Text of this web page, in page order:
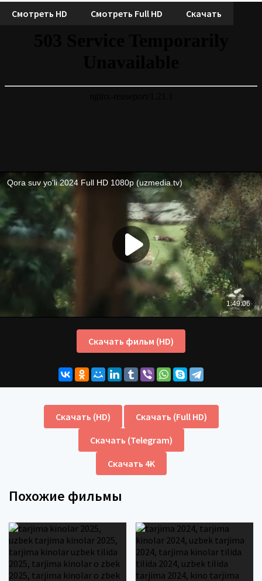
Смотреть HD Смотреть Full HD Скачать
Скачать фильм (HD)
Скачать (HD)
Скачать (Full HD)
Скачать (Telegram)
Скачать 4K
Похожие фильмы